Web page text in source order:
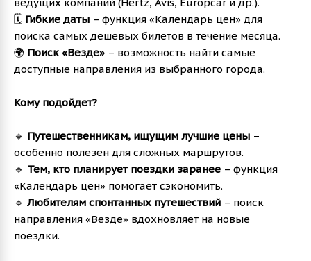
🗓️ Гибкие даты – функция «Календарь цен» для
поиска самых дешевых билетов в течение месяца.
🌍 Поиск «Везде» – возможность найти самые
доступные направления из выбранного города.
Кому подойдет?
🔹 Путешественникам, ищущим лучшие цены –
особенно полезен для сложных маршрутов.
🔹 Тем, кто планирует поездки заранее – функция
«Календарь цен» помогает сэкономить.
🔹 Любителям спонтанных путешествий – поиск
направления «Везде» вдохновляет на новые
поездки.